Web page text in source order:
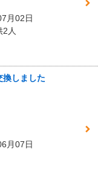
月02日
人
換しました
月07日